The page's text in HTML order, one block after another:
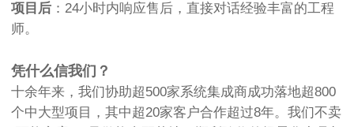
项目后 ：24小时内响应售后，直接对话经验丰富的工程
师。
凭什么信我们？
十余年来，我们协助超500家系统集成商成功落地超800
个中大型项目，其中超20家客户合作超过8年。我们不卖